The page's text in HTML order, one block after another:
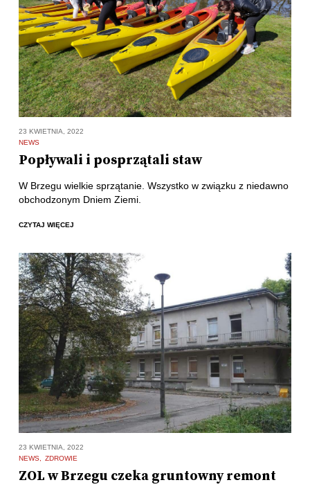
23 KWIETNIA, 2022
NEWS
Popływali i posprzątali staw
W Brzegu wielkie sprzątanie. Wszystko w związku z niedawno
obchodzonym Dniem Ziemi.
CZYTAJ WIĘCEJ
23 KWIETNIA, 2022
NEWS
ZDROWIE
ZOL w Brzegu czeka gruntowny remont